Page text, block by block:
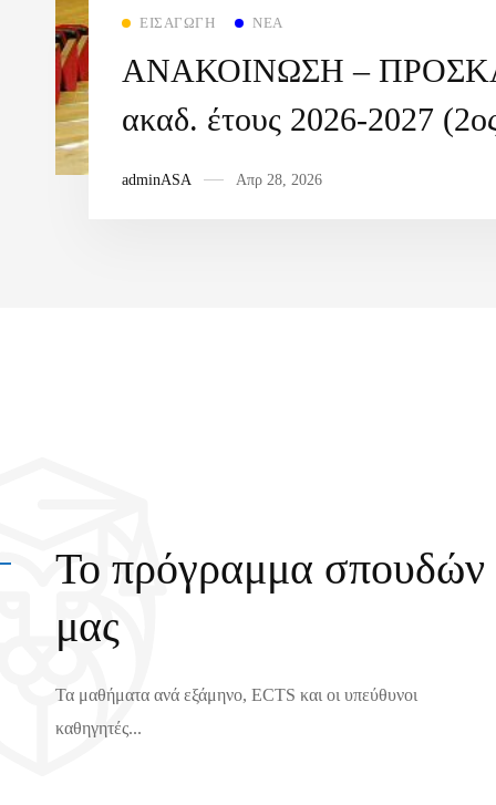
ΕΙΣΑΓΩΓΉ ΝΈΑ
ΑΝΑΚΟΙΝΩΣΗ –
ακαδ. έτους 2026-2027
adminASA Απρ 28, 2026
Το πρόγραμμα σπουδών
μας
Τα μαθήματα ανά εξάμηνο, ECTS και οι υπεύθυνοι
καθηγητές...